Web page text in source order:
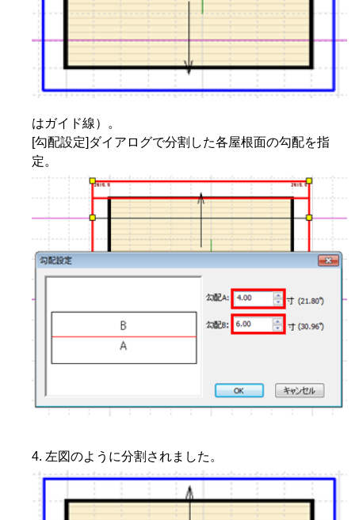
はガイド線）。
[勾配設定]ダイアログで分割した各屋根面の勾配を指
定。
左図のように分割されました。